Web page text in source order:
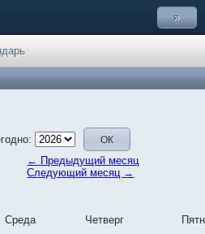
»
← Предыдущий месяц
Следующий месяц →
Среда Четверг